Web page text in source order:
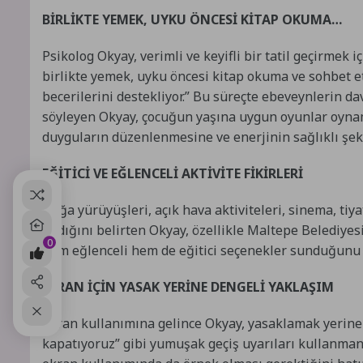
BİRLİKTE YEMEK, UYKU ÖNCESİ KİTAP OKUMA…
Psikolog Okyay, verimli ve keyifli bir tatil geçirmek
birlikte yemek, uyku öncesi kitap okuma ve
becerilerini destekliyor.” Bu süreçte ebeveynlerin
söyleyen Okyay, çocuğun yaşına uygun oyunlar
duyguların düzenlenmesine ve enerjinin sağlıklı
EĞİTİCİ VE EĞLENCELİ AKTİVİTE FİKİRLERİ
Doğa yürüyüşleri, açık hava aktiviteleri, sinema,
kıldığını belirten Okyay, özellikle Maltepe
hem eğlenceli hem de eğitici seçenekler sunduğunu
EKRAN İÇİN YASAK YERİNE DENGELİ YAKLAŞIM
Ekran kullanımına gelince Okyay, yasaklamak
kapatıyoruz” gibi yumuşak geçiş uyarıları
0